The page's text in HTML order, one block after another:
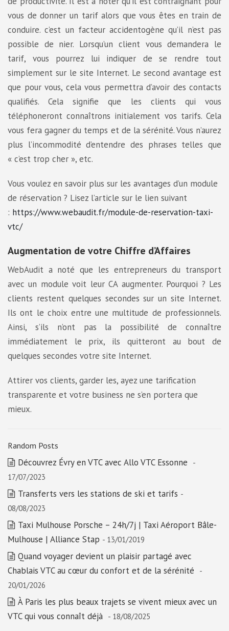
vous de donner un tarif alors que vous êtes en train de
conduire. c’est un facteur accidentogène qu’il n’est pas
possible de nier. Lorsqu’un client vous demandera le
tarif, vous pourrez lui indiquer de se rendre tout
simplement sur le site Internet. Le second avantage est
que pour vous, cela vous permettra d’avoir des contacts
qualifiés. Cela signifie que les clients qui vous
téléphoneront connaîtrons initialement vos tarifs. Cela
vous fera gagner du temps et de la sérénité. Vous n’aurez
plus l’incommodité d’entendre des phrases telles que
« c’est trop cher », etc.
Vous voulez en savoir plus sur les avantages d’un module
de réservation ? Lisez l’article sur le lien suivant
: https://www.webaudit.fr/module-de-reservation-taxi-
vtc/
Augmentation de votre Chiffre d’Affaires
WebAudit a noté que les entrepreneurs du transport
avec un module voit leur CA augmenter. Pourquoi ? Les
clients restent quelques secondes sur un site Internet.
Ils ont le choix entre une multitude de professionnels.
Ainsi, s’ils n’ont pas la possibilité de connaître
immédiatement le prix, ils quitteront au bout de
quelques secondes votre site Internet.
Attirer vos clients, garder les, ayez une tarification
transparente et votre business ne s’en portera que
mieux.
Random Posts
Découvrez Évry en VTC avec Allo VTC Essonne -
17/07/2023
Transferts vers les stations de ski et tarifs -
08/08/2023
Taxi Mulhouse Porsche – 24h/7j | Taxi Aéroport Bâle-
Mulhouse | Alliance Stap - 13/01/2019
Quand voyager devient un plaisir partagé avec
Chablais VTC au cœur du confort et de la sérénité -
20/01/2026
À Paris les plus beaux trajets se vivent mieux avec un
VTC qui vous connaît déjà - 18/08/2025